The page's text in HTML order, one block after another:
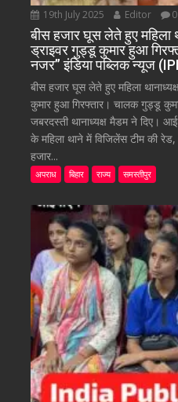
19th July 2025 Editor 0
बीस हजार घूस लेते हुए महिला
ड्राइवर गुड्डू कुमार हुआ
नजर” इंडिया पब्लिक न्यूज
बीस हजार घूस लेते हुए महिला
कुमार हुआ गिरफ्तार। चालक गुड्डू
जबरदस्ती थानाध्यक्ष मैडम ने दिए।
के महिला थाने में विजिलेंस टीम की
हजार...
अपराध बिहार राज्य समस्तीपुर